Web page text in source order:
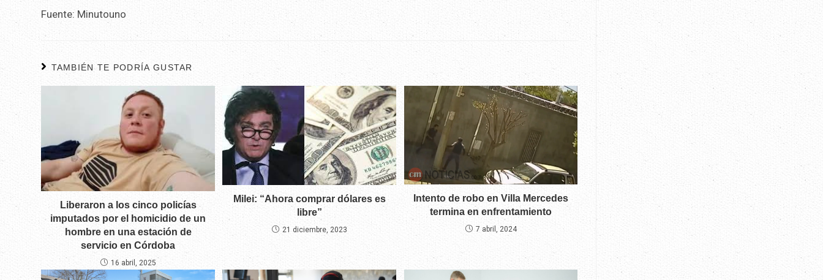
Fuente: Minutouno
TAMBIÉN TE PODRÍA GUSTAR
Liberaron a los cinco policías
imputados por el homicidio de un
hombre en una estación de
servicio en Córdoba
16 abril, 2025
Milei: “Ahora comprar dólares es
libre”
21 diciembre, 2023
Intento de robo en Villa Mercedes
termina en enfrentamiento
7 abril, 2024